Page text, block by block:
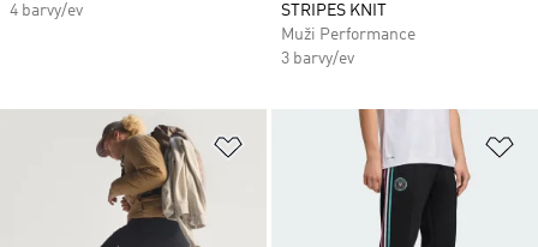
4 barvy/ev
STRIPES KNIT
Muži Performance
3 barvy/ev
Přidat do seznamu přání